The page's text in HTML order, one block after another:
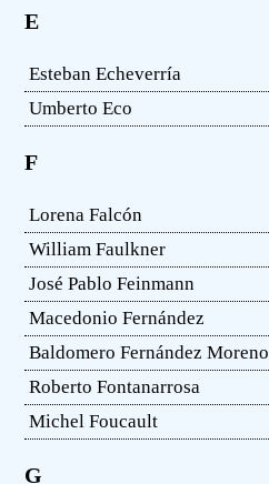
E
Esteban Echeverría
Umberto Eco
F
Lorena Falcón
William Faulkner
José Pablo Feinmann
Macedonio Fernández
Baldomero Fernández Moreno
Roberto Fontanarrosa
Michel Foucault
G